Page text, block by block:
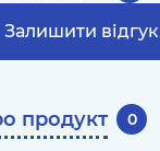
Залишити відгук
продукт 0